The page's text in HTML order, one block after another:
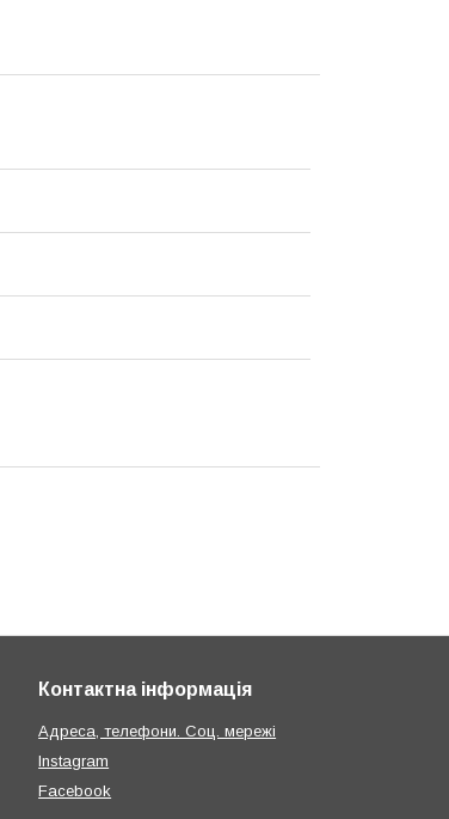
Контактна інформація
Адреса, телефони. Соц. мережі
Instagram
Facebook